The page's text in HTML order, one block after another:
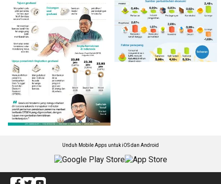
Unduh Mobile Apps untuk iOS dan Android